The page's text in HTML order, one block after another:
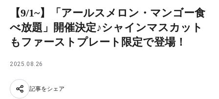
JP
【9/1~】「アールスメロン・マンゴー食
べ放題」開催決定♪シャインマスカット
もファーストプレート限定で登場！
2025.08.26
記事をシェア